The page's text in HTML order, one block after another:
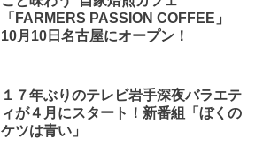
「FARMERS PASSION COFFEE」
10月10日名古屋にオープン！
１７年ぶりのテレビ岩手深夜バラエテ
ィが４月にスタート！新番組「ぼくの
ケツは青い」